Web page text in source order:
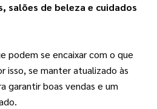
salões de beleza e cuidados
podem se encaixar com o que
isso, se manter atualizado às
garantir boas vendas e um